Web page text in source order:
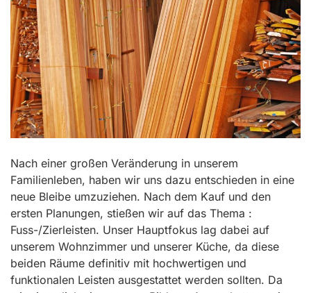
Nach einer großen Veränderung in unserem
Familienleben, haben wir uns dazu entschieden in eine
neue Bleibe umzuziehen. Nach dem Kauf und den
ersten Planungen, stießen wir auf das Thema :
Fuss-/Zierleisten. Unser Hauptfokus lag dabei auf
unserem Wohnzimmer und unserer Küche, da diese
beiden Räume definitiv mit hochwertigen und
funktionalen Leisten ausgestattet werden sollten. Da